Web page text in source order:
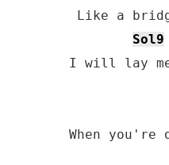
Like a
Sol9
I will lay me
When you're